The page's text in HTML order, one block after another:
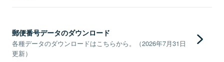
郵便番号データのダウンロード
各種データのダウンロードはこちらから。（2026年7月31日
更新）